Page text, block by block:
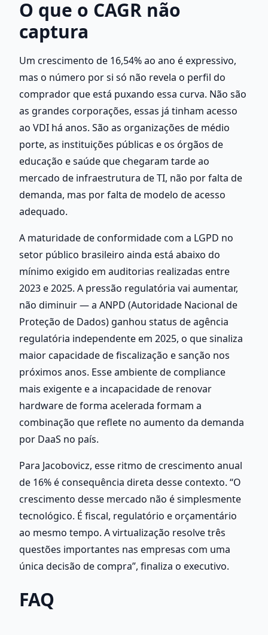
O que o CAGR não
captura
Um crescimento de 16,54% ao ano é expressivo,
mas o número por si só não revela o perfil do
comprador que está puxando essa curva. Não são
as grandes corporações, essas já tinham acesso
ao VDI há anos. São as organizações de médio
porte, as instituições públicas e os órgãos de
educação e saúde que chegaram tarde ao
mercado de infraestrutura de TI, não por falta de
demanda, mas por falta de modelo de acesso
adequado.
A maturidade de conformidade com a LGPD no
setor público brasileiro ainda está abaixo do
mínimo exigido em auditorias realizadas entre
2023 e 2025. A pressão regulatória vai aumentar,
não diminuir — a ANPD (Autoridade Nacional de
Proteção de Dados) ganhou status de agência
regulatória independente em 2025, o que sinaliza
maior capacidade de fiscalização e sanção nos
próximos anos. Esse ambiente de compliance
mais exigente e a incapacidade de renovar
hardware de forma acelerada formam a
combinação que reflete no aumento da demanda
por DaaS no país.
Para Jacobovicz, esse ritmo de crescimento anual
de 16% é consequência direta desse contexto. “O
crescimento desse mercado não é simplesmente
tecnológico. É fiscal, regulatório e orçamentário
ao mesmo tempo. A virtualização resolve três
questões importantes nas empresas com uma
única decisão de compra”, finaliza o executivo.
FAQ